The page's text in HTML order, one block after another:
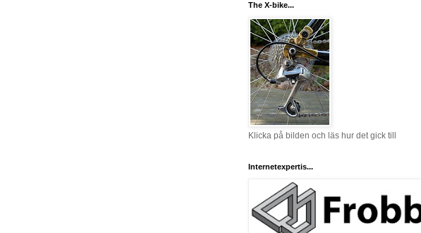
The X-bike...
Klicka på bilden och läs hur det gick till
Internetexpertis...